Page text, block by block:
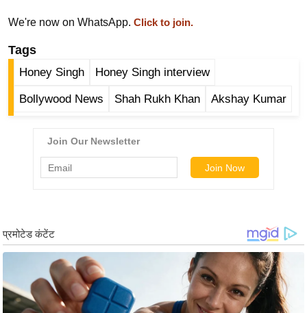
इं
डि
हि
व
र्ल्ड
ज
ब्री
We're now on WhatsApp. Click to join.
Tags
Honey Singh Honey Singh interview
Bollywood News Shah Rukh Khan Akshay Kumar